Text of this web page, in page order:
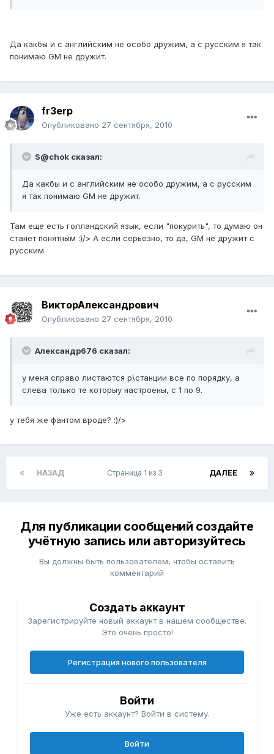
Да какбы и с английским не особо дружим, а с русским я так
понимаю GM не дружит.
fr3erp
Опубликовано 27 сентября, 2010
S@chok сказал:
Да какбы и с английским не особо дружим, а с русским
я так понимаю GM не дружит.
Там еще есть голландский язык, если "покурить", то думаю он
станет понятным :)/> А если серьезно, то да, GM не дружит с
русским.
ВикторАлександрович
Опубликовано 27 сентября, 2010
Александр676 сказал:
у меня справо листаются р\станции все по порядку, а
слева только те которыу настроены, с 1 по 9.
у тебя же фантом вроде? :)/>
НАЗАД ДАЛЕЕ
Страница 1 из 3
Для публикации сообщений создайте
учётную запись или авторизуйтесь
Вы должны быть пользователем, чтобы оставить
комментарий
Создать аккаунт
Зарегистрируйте новый аккаунт в нашем сообществе.
Это очень просто!
Регистрация нового пользователя
Войти
Уже есть аккаунт? Войти в систему.
Войти